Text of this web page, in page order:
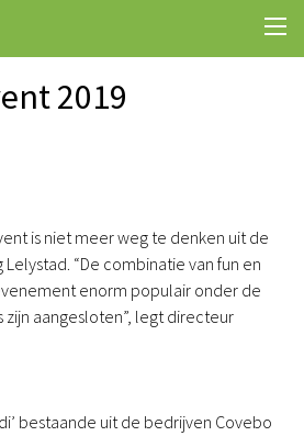
2019
is niet meer weg te denken uit de
“De combinatie van fun en
enorm populair onder de
aangesloten”, legt directeur
bestaande uit de bedrijven Covebo